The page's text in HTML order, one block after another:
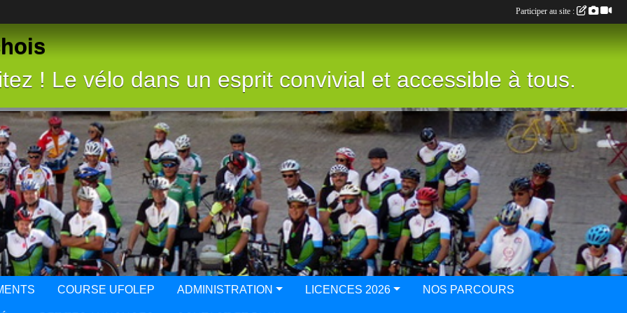
! Le vélo dans un esprit convivial et accessible à tous.
COURSE UFOLEP ADMINISTRATION LICENCES 2026 NOS PARCOURS
Participer au site :